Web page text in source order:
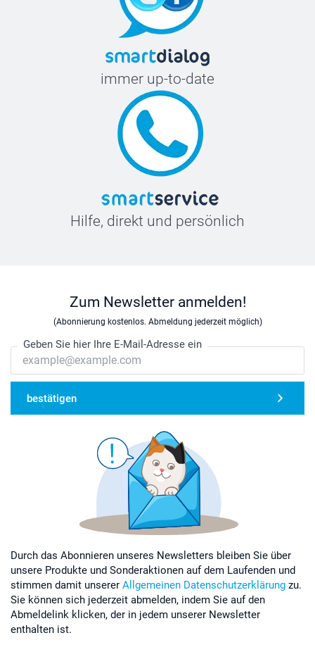
immer up-to-date
Hilfe, direkt und persönlich
Zum Newsletter anmelden!
(Abonnierung kostenlos. Abmeldung jederzeit möglich)
Geben Sie hier Ihre E-Mail-Adresse ein
bestätigen
Durch das Abonnieren unseres Newsletters bleiben Sie über
unsere Produkte und Sonderaktionen auf dem Laufenden und
stimmen damit unserer Allgemeinen Datenschutzerklärung zu.
Sie können sich jederzeit abmelden, indem Sie auf den
Abmeldelink klicken, der in jedem unserer Newsletter
enthalten ist.